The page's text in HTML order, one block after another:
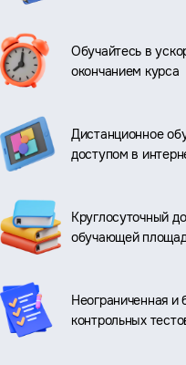
Обучайтесь в
окончанием курса
Дистанционное
доступом в
Круглосуточный
обучающей
Неограниченная и
контрольных